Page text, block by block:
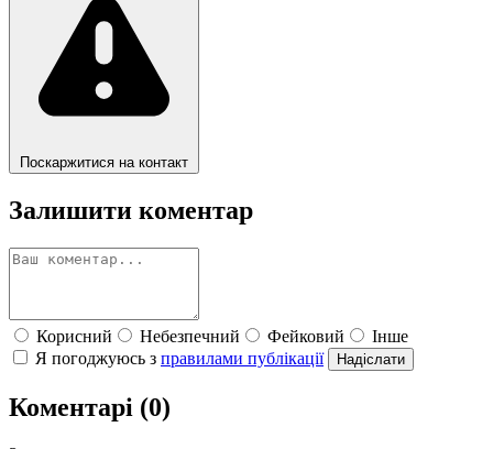
Поскаржитися на контакт
Залишити коментар
Корисний Небезпечний Фейковий
Інше
Я погоджуюсь з правилами публікації Надіслати
Коментарі (0)